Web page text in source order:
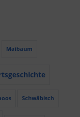
Maibaum
Schwäbisch